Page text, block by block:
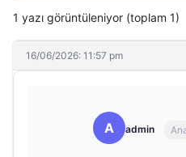
1 yazı görüntüleniyor (toplam 1)
16/06/2026: 11:57 pm
A admin